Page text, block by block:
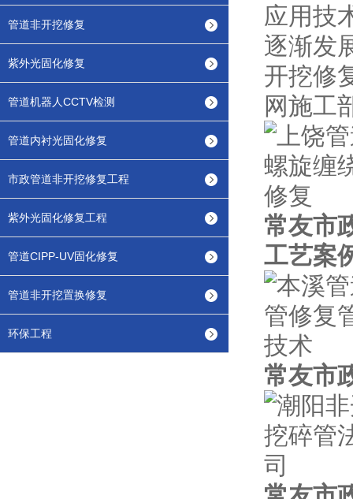
管道非开挖修复
紫外光固化修复
管道机器人CCTV检测
管道内衬光固化修复
市政管道非开挖修复工程
紫外光固化修复工程
管道CIPP-UV固化修复
管道非开挖置换修复
环保工程
应用技
逐渐发
开挖修
网施工
常友市
工艺案
常友市